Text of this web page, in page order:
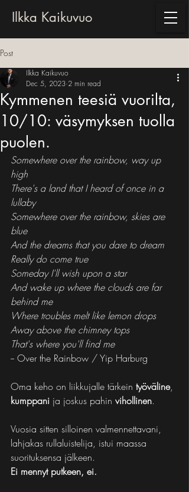
Ilkka Kaikuvuo
Post
Kymmenen teesiä vuorilta,
10/10: väsymyksen tuolla
puolen.
Ilkka Kaikuvuo
Dec 5, 2023 2 min read
Somewhere over the rainbow, way up
high
There's a land that I heard of once in a
lullaby
Somewhere over the rainbow, skies are
blue
And the dreams that you dare to dream
Really do come true
Someday I'll wish upon a star
And wake up where the clouds are far
behind me
Where troubles melt like lemon drops
Away above the chimney tops
That's where you'll find me
-- Over the Rainbow / Yip Harburg
Oma keho on liikkujalle tärkein työväline,
kumppani ja joskus pahin vihollinen.
Vuosia sitten silloinen valmennettavani,
lahjakas rullaluistelija, istui maassa
suorituksensa jälkeen.
Ei mennyt putkeen, ei.